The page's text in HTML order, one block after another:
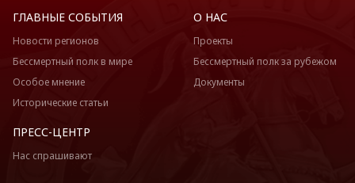
ГЛАВНЫЕ СОБЫТИЯ
Новости регионов
Бессмертный полк в мире
Особое мнение
Исторические статьи
О НАС
Проекты
Бессмертный полк за рубежом
Документы
ПРЕСС-ЦЕНТР
Нас спрашивают